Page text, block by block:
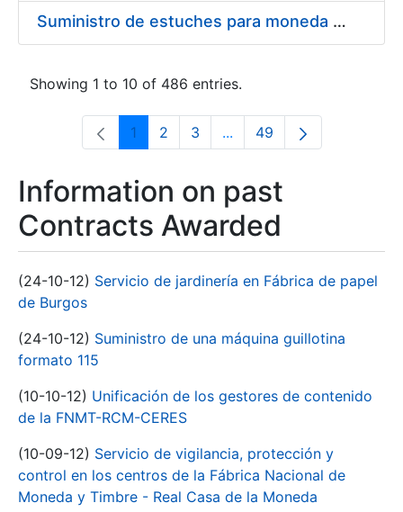
Suministro de estuches para moneda de 30 €
Showing 1 to 10 of 486 entries.
Page
1 Page
2 Page
3 ...Intermediate Pages Use
Page
49
Information on past
Contracts Awarded
(24-10-12) Servicio de jardinería en Fábrica de papel
de Burgos
(24-10-12) Suministro de una máquina guillotina
formato 115
(10-10-12) Unificación de los gestores de contenido
de la FNMT-RCM-CERES
(10-09-12) Servicio de vigilancia, protección y
control en los centros de la Fábrica Nacional de
Moneda y Timbre - Real Casa de la Moneda